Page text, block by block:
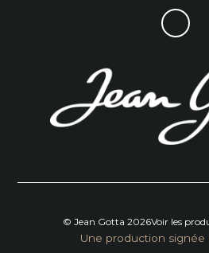
© Jean Gotta 2026Voir les
Une production signée